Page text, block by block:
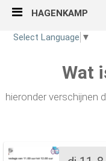
Naar content
HAGENKAMP
Wat
hieronder verschijnen
Select Language ▼